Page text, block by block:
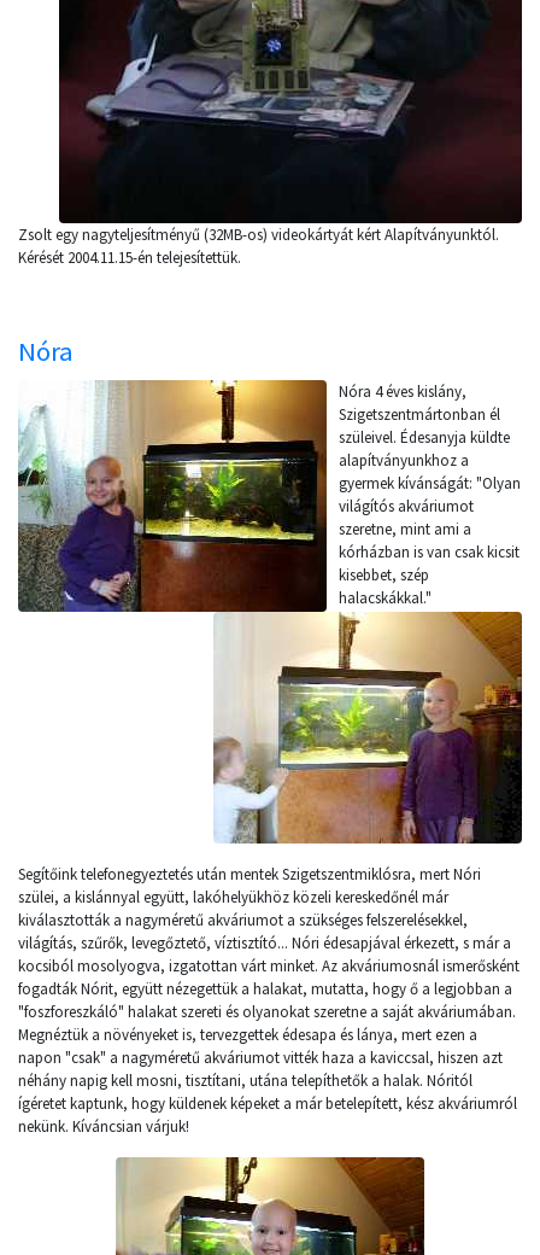
Zsolt egy nagyteljesítményű (32MB-os) videokártyát kért Alapítványunktól.
Kérését 2004.11.15-én telejesítettük.
Nóra
Nóra 4 éves kislány,
Szigetszentmártonban él
szüleivel. Édesanyja küldte
alapítványunkhoz a
gyermek kívánságát: "Olyan
világítós akváriumot
szeretne, mint ami a
kórházban is van csak kicsit
kisebbet, szép
halacskákkal."
Segítőink telefonegyeztetés után mentek Szigetszentmiklósra, mert Nóri
szülei, a kislánnyal együtt, lakóhelyükhöz közeli kereskedőnél már
kiválasztották a nagyméretű akváriumot a szükséges felszerelésekkel,
világítás, szűrők, levegőztető, víztisztító... Nóri édesapjával érkezett, s már a
kocsiból mosolyogva, izgatottan várt minket. Az akváriumosnál ismerősként
fogadták Nórit, együtt nézegettük a halakat, mutatta, hogy ő a legjobban a
"foszforeszkáló" halakat szereti és olyanokat szeretne a saját akváriumában.
Megnéztük a növényeket is, tervezgettek édesapa és lánya, mert ezen a
napon "csak" a nagyméretű akváriumot vitték haza a kaviccsal, hiszen azt
néhány napig kell mosni, tisztítani, utána telepíthetők a halak. Nóritól
ígéretet kaptunk, hogy küldenek képeket a már betelepített, kész akváriumról
nekünk. Kíváncsian várjuk!